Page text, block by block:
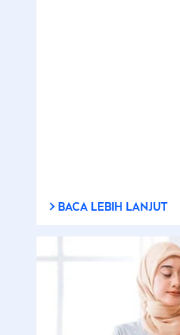
BACA LEBIH LANJUT